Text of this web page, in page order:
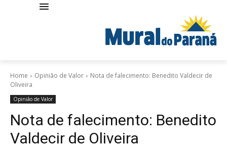
Home Opinião de Valor
Nota de falecimento: Benedito Valdecir de
Oliveira
Opinião de Valor
Nota de falecimento: Benedito
Valdecir de Oliveira